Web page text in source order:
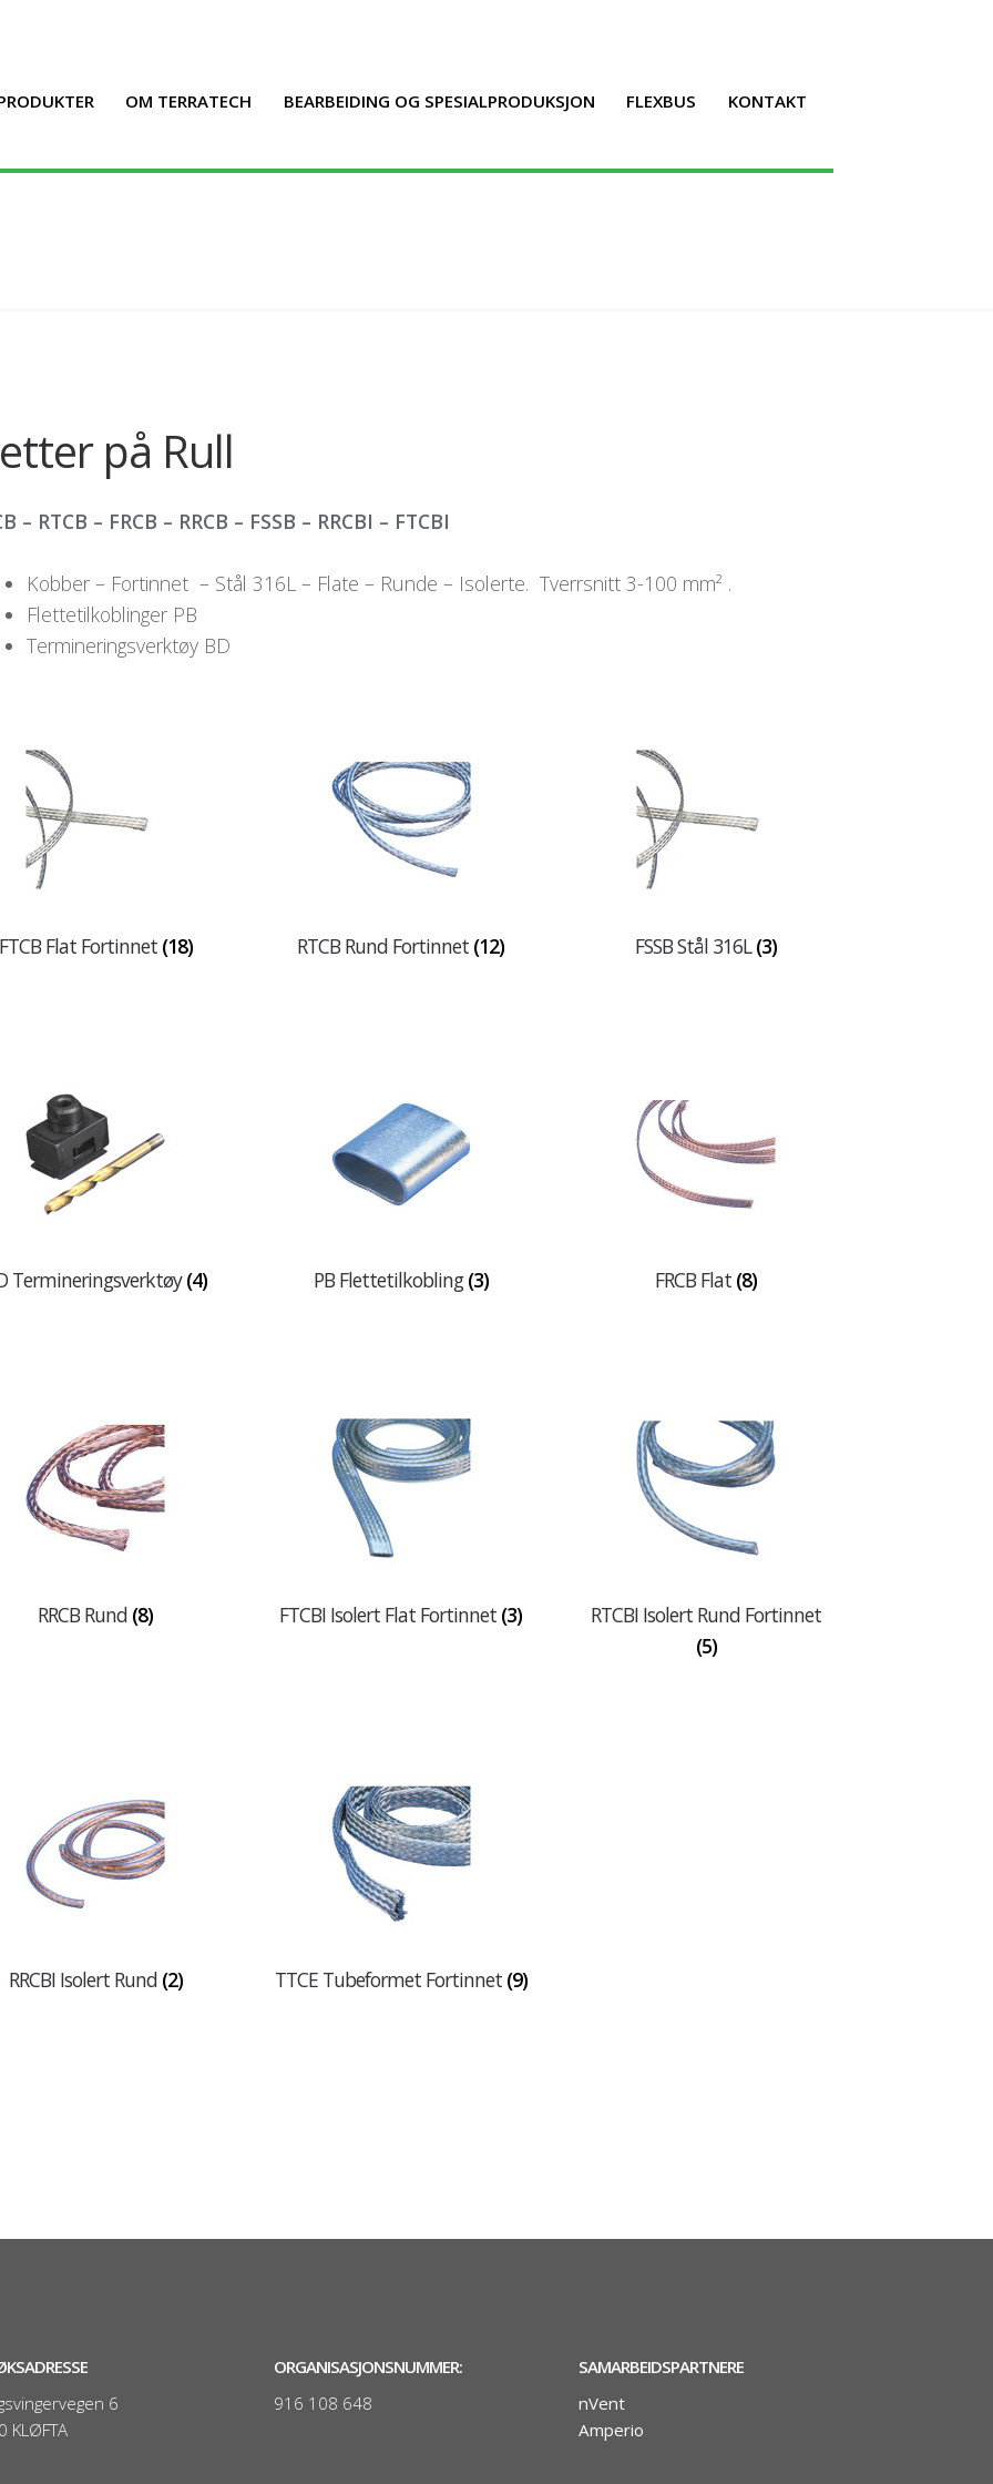
OM TERRATECH BEARBEIDING OG SPESIALPRODUKSJON FLEXBUS KONTAKT
på Rull
– RTCB – FRCB – RRCB – FSSB – RRCBI – FTCBI
Kobber – Fortinnet – Stål 316L – Flate – Runde – Isolerte. Tverrsnitt 3-100 mm² .
Flettetilkoblinger PB
Termineringsverktøy BD
Flat Fortinnet (18) RTCB Rund Fortinnet (12) FSSB Stål 316L(3)
Termineringsverktøy(4) PB Flettetilkobling(3) FRCB Flat (8)
RRCB Rund (8) FTCBI Isolert Flat Fortinnet (3)
RTCBI Isolert Rund Fortinnet
(5)
RRCBI Isolert Rund (2) TTCE Tubeformet Fortinnet (9)
6
KLØFTA
ORGANISASJONSNUMMER:
916 108 648
SAMARBEIDSPARTNERE
nVent
Amperio